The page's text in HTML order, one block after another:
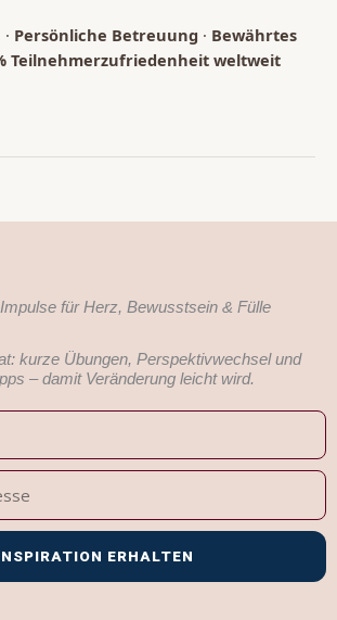
· Persönliche Betreuung · Bewährtes
Teilnehmerzufriedenheit weltweit
für Herz, Bewusstsein & Fülle
kurze Übungen, Perspektivwechsel und
– damit Veränderung leicht wird.
ERHALTEN